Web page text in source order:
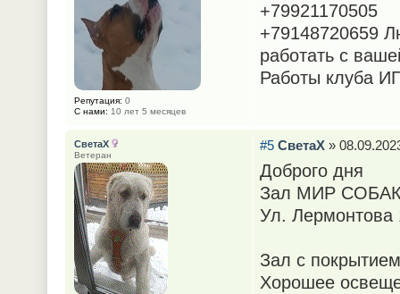
+79921170505
+79148720659
работать с
Работы клуба
Репутация: 0
С нами: 10 лет 5 месяцев
#5 СветаХ»
Доброго дня
Зал МИР
Ул. Лермонтова
Зал с
Хорошее
СветаХ
Ветеран